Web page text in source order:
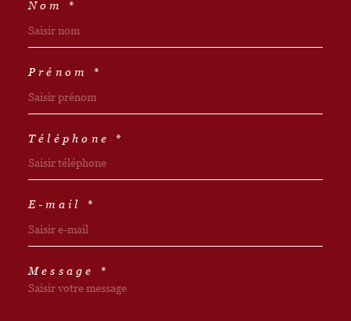
Nom *
Prénom *
Téléphone *
E-mail *
Message *